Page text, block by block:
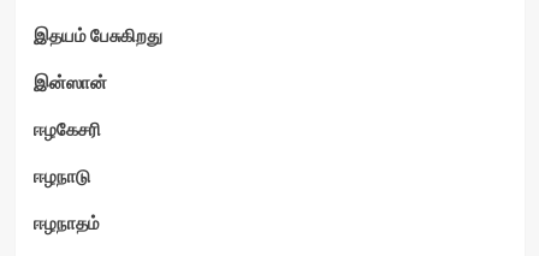
இதயம் பேசுகிறது
இன்ஸான்
ஈழகேசரி
ஈழநாடு
ஈழநாதம்